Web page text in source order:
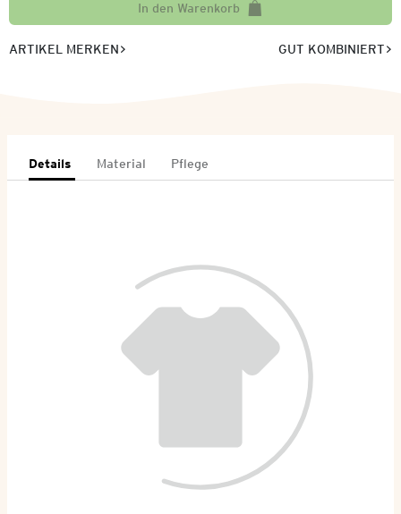
In den Warenkorb
ARTIKEL MERKEN GUT KOMBINIERT
Details Material Pflege